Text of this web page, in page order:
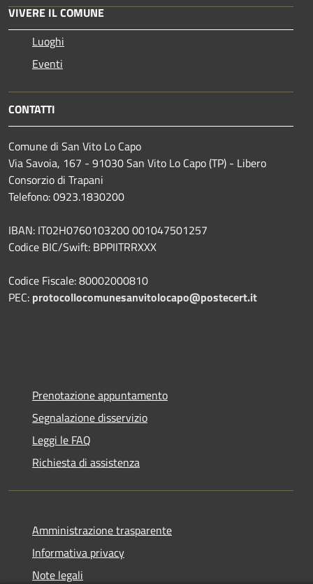
VIVERE IL COMUNE
Luoghi
Eventi
CONTATTI
Comune di San Vito Lo Capo
Via Savoia, 167 - 91030 San Vito Lo Capo (TP) - Libero
Consorzio di Trapani
Telefono: 0923.1830200
IBAN: IT02H0760103200 001047501257
Codice BIC/Swift: BPPIITRRXXX
Codice Fiscale: 80002000810
PEC: protocollocomunesanvitolocapo@postecert.it
Prenotazione appuntamento
Segnalazione disservizio
Leggi le FAQ
Richiesta di assistenza
Amministrazione trasparente
Informativa privacy
Note legali